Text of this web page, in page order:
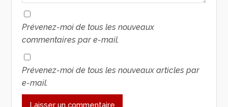
Prévenez-moi de tous les nouveaux
commentaires par e-mail.
Prévenez-moi de tous les nouveaux articles par
e-mail.